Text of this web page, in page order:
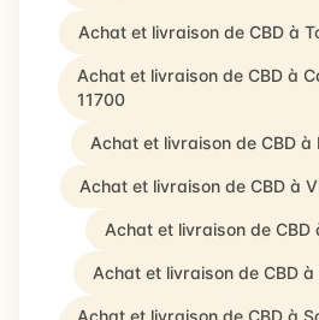
Achat et livraison de CBD à
Achat et livraison de CBD à
11700
Achat et livraison de CBD à
Achat et livraison de CBD à
Achat et livraison de CBD
Achat et livraison de CBD
Achat et livraison de CBD à